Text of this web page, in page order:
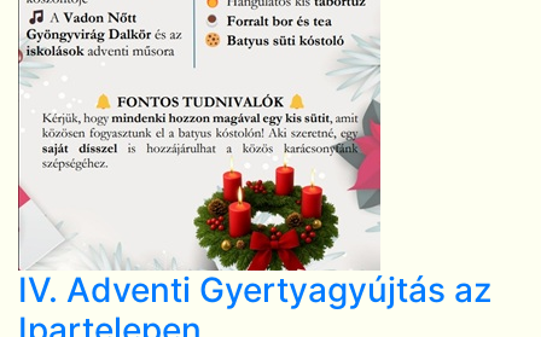
IV. Adventi Gyertyagyújtás az